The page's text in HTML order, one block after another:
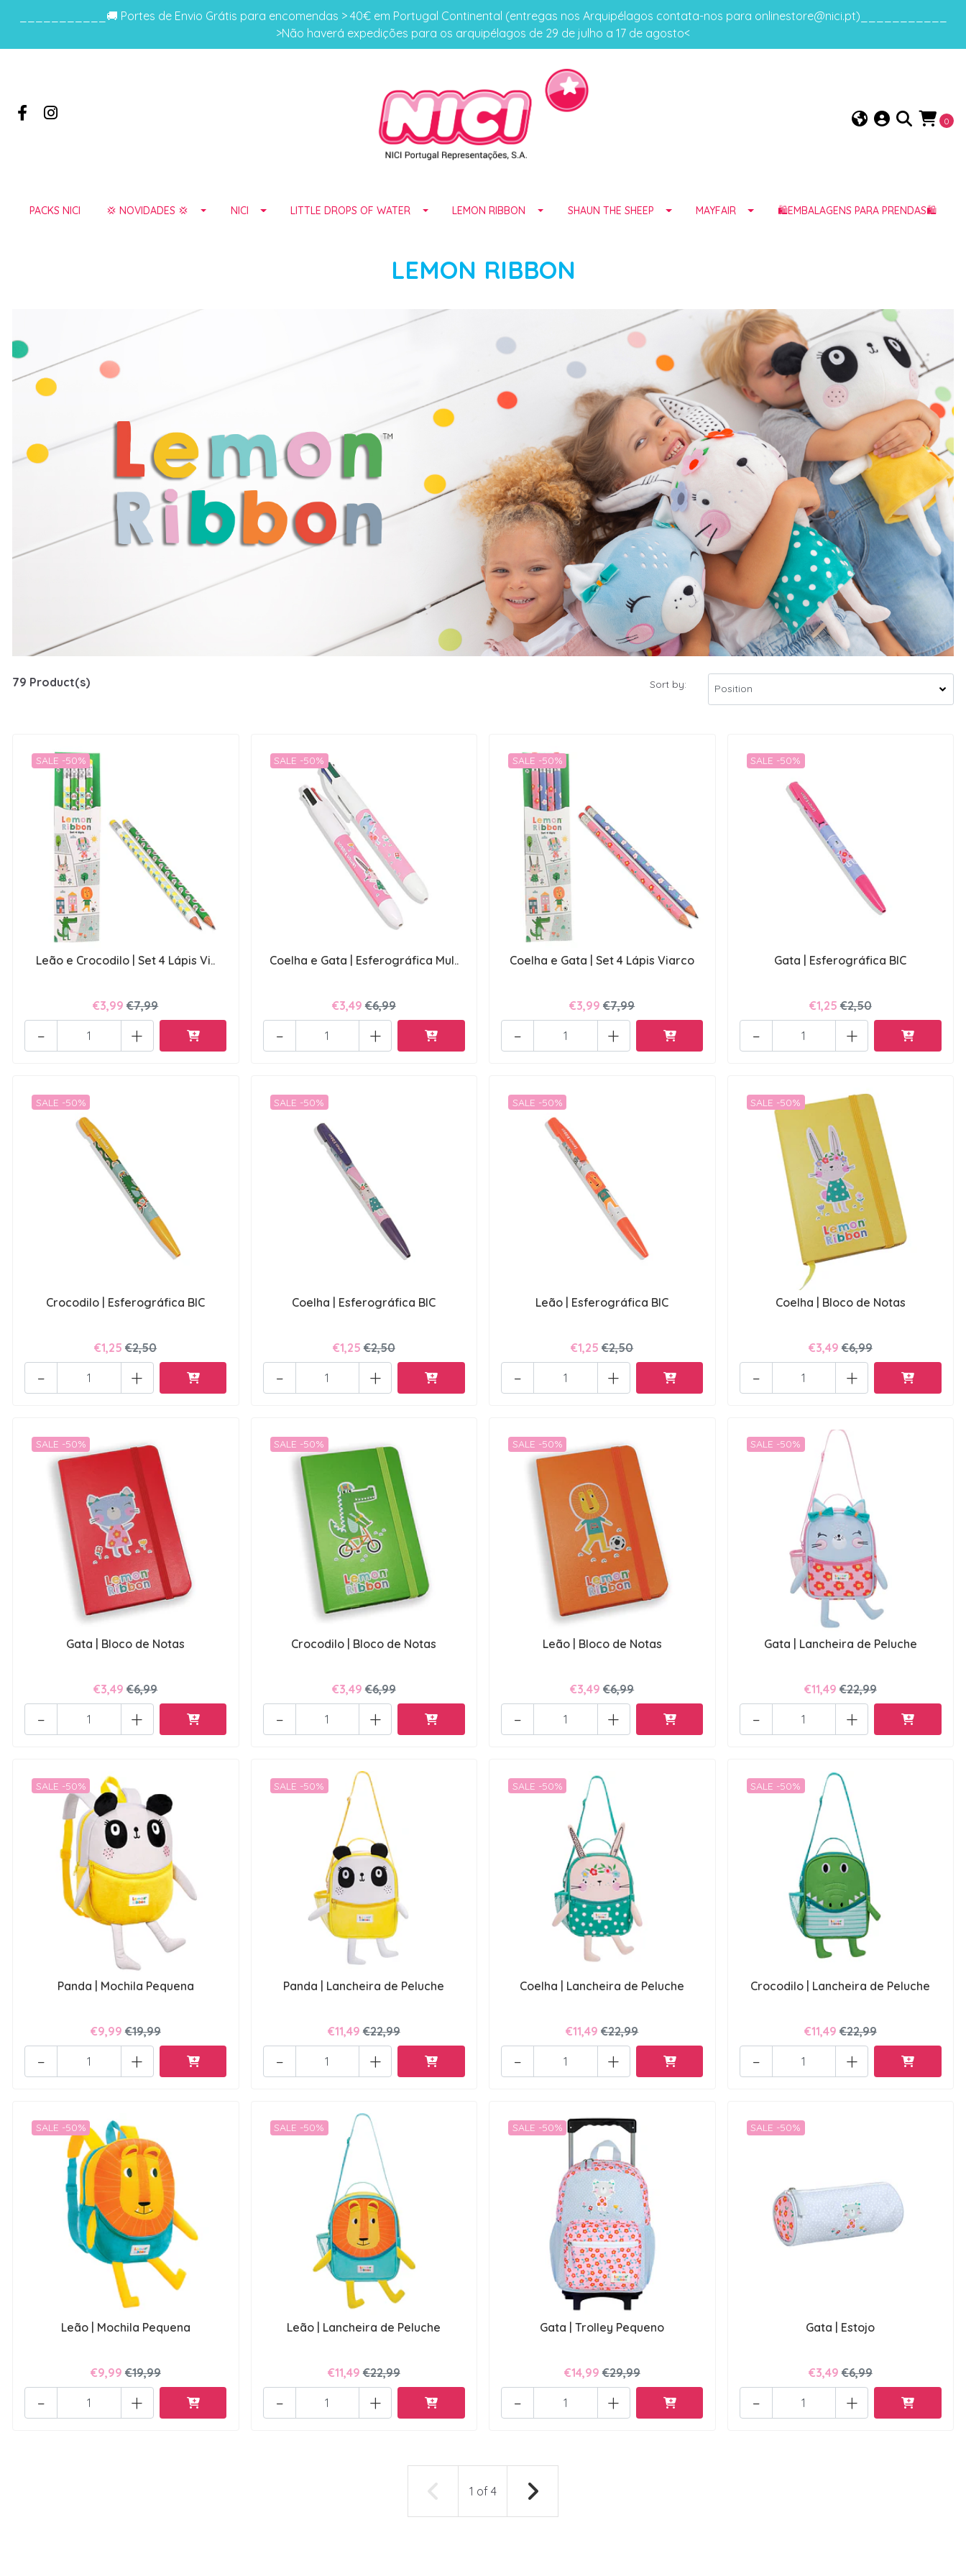
___________🚚 Portes de Envio Grátis para encomendas > 40€ em Portugal Continental (entregas nos Arquipélagos contata-nos para onlinestore@nici.pt)___________
>Não haverá expedições para os arquipélagos de 29 de julho a 17 de agosto<
0
PACKS NICI 💢 NOVIDADES 💢 NICI LITTLE DROPS OF WATER LEMON RIBBON SHAUN THE SHEEP MAYFAIR 🛍️EMBALAGENS PARA PRENDAS🛍️
LEMON RIBBON
79 Product(s) Sort by:
SALE -50%
Leão e Crocodilo | Set 4 Lápis Vi..
€3,99 €7,99
+
-
SALE -50%
Coelha e Gata | Esferográfica Mul..
€3,49 €6,99
+
-
SALE -50%
Coelha e Gata | Set 4 Lápis Viarco
€3,99 €7,99
+
-
SALE -50%
Gata | Esferográfica BIC
€1,25 €2,50
+
-
SALE -50%
Crocodilo | Esferográfica BIC
€1,25 €2,50
+
-
SALE -50%
Coelha | Esferográfica BIC
€1,25 €2,50
+
-
SALE -50%
Leão | Esferográfica BIC
€1,25 €2,50
+
-
SALE -50%
Coelha | Bloco de Notas
€3,49 €6,99
+
-
SALE -50%
Gata | Bloco de Notas
€3,49 €6,99
+
-
SALE -50%
Crocodilo | Bloco de Notas
€3,49 €6,99
+
-
SALE -50%
Leão | Bloco de Notas
€3,49 €6,99
+
-
SALE -50%
Gata | Lancheira de Peluche
€11,49 €22,99
+
-
SALE -50%
Panda | Mochila Pequena
€9,99 €19,99
+
-
SALE -50%
Panda | Lancheira de Peluche
€11,49 €22,99
+
-
SALE -50%
Coelha | Lancheira de Peluche
€11,49 €22,99
+
-
SALE -50%
Crocodilo | Lancheira de Peluche
€11,49 €22,99
+
-
SALE -50%
Leão | Mochila Pequena
€9,99 €19,99
+
-
SALE -50%
Leão | Lancheira de Peluche
€11,49 €22,99
+
-
SALE -50%
Gata | Trolley Pequeno
€14,99 €29,99
+
-
SALE -50%
Gata | Estojo
€3,49 €6,99
+
-
1 of 4